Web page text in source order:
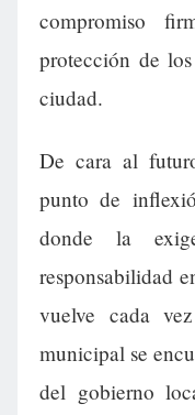
compromiso
protección de
ciudad.
De cara al
punto de
donde la
responsabilidad
vuelve cada
municipal se
del gobierno